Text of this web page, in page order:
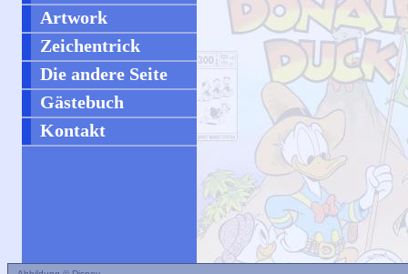
Artwork
Zeichentrick
Die andere Seite
Gästebuch
Kontakt